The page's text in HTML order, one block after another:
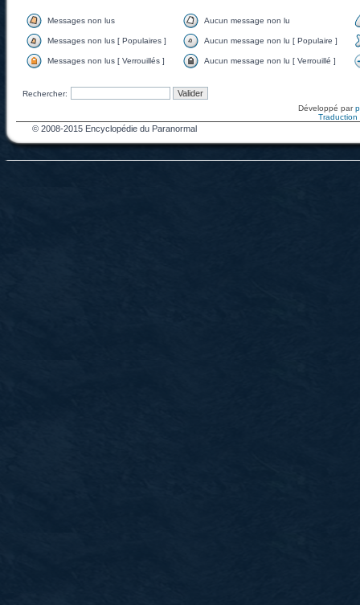
Messages non lus Aucun message non lu
Messages non lus [ Populaires ] Aucun message non lu [ Populaire ]
Messages non lus [ Verrouillés ] Aucun message non lu [ Verrouillé ]
Rechercher:
Développé par
Traduction
© 2008-2015 Encyclopédie du Paranormal